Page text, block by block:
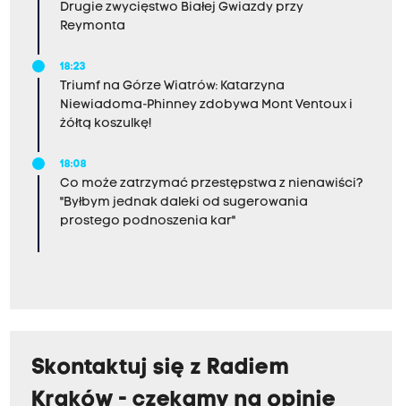
Drugie zwycięstwo Białej Gwiazdy przy
Reymonta
18:23
Triumf na Górze Wiatrów: Katarzyna
Niewiadoma-Phinney zdobywa Mont Ventoux i
żółtą koszulkę!
18:08
Co może zatrzymać przestępstwa z nienawiści?
"Byłbym jednak daleki od sugerowania
prostego podnoszenia kar"
Skontaktuj się z Radiem
Kraków - czekamy na opinie